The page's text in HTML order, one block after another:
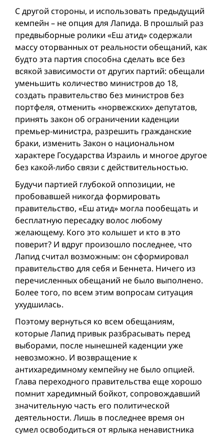
С другой стороны, и использовать предыдущий
кемпейн – не опция для Лапида. В прошлый раз
предвыборные ролики «Еш атид» содержали
массу оторванных от реальности обещаний, как
будто эта партия способна сделать все без
всякой зависимости от других партий: обещали
уменьшить количество министров до 18,
создать правительство без министров без
портфеля, отменить «норвежских» депутатов,
принять закон об ограничении каденции
премьер-министра, разрешить гражданские
браки, изменить Закон о национальном
характере Государства Израиль и многое другое
без какой-либо связи с действительностью.
Будучи партией глубокой оппозиции, не
пробовавшей никогда формировать
правительство, «Еш атид» могла пообещать и
бесплатную пересадку волос любому
желающему. Кого это колышет и кто в это
поверит? И вдруг произошло последнее, что
Лапид считал возможным: он сформировал
правительство для себя и Беннета. Ничего из
перечисленных обещаний не было выполнено.
Более того, по всем этим вопросам ситуация
ухудшилась.
Поэтому вернуться ко всем обещаниям,
которые Лапид привык разбрасывать перед
выборами, после нынешней каденции уже
невозможно. И возвращение к
антихаредимному кемпейну не было опцией.
Глава переходного правительства еще хорошо
помнит харедимный бойкот, сопровождавший
значительную часть его политической
деятельности. Лишь в последнее время он
сумел освободиться от ярлыка ненавистника